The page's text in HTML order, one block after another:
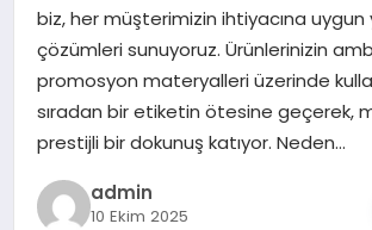
YAŞAM
biz, her müşterimizin ihtiyacına uygun
çözümleri sunuyoruz. Ürünlerinizin
promosyon materyalleri üzerinde
sıradan bir etiketin ötesine geçerek,
prestijli bir dokunuş katıyor. Neden…
admin
10 Ekim 2025